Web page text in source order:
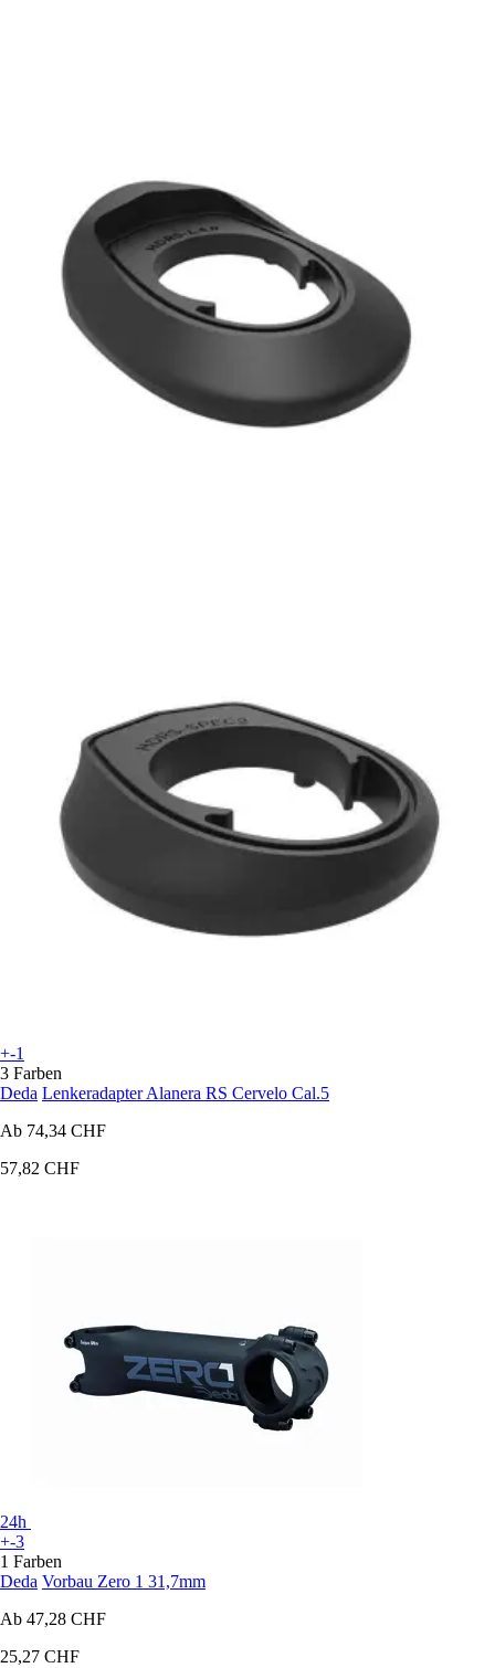
+-1
3 Farben
Deda Lenkeradapter Alanera RS Cervelo Cal.5
Ab 74,34 CHF
57,82 CHF
24h
+-3
1 Farben
Deda Vorbau Zero 1 31,7mm
Ab 47,28 CHF
25,27 CHF